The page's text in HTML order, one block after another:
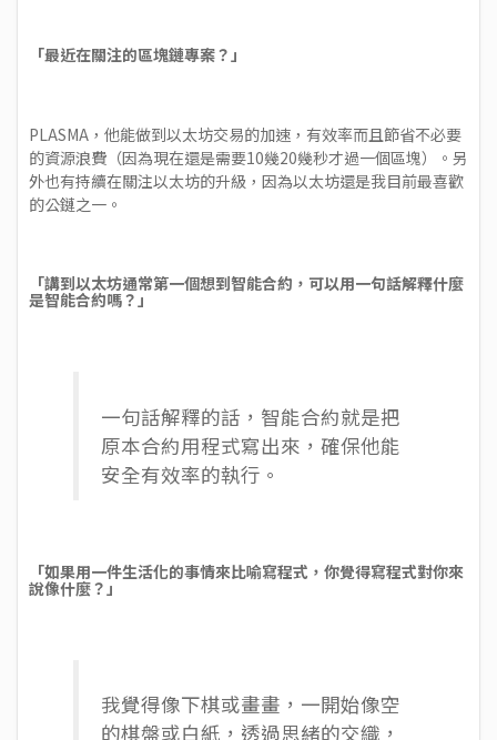
「最近在關注的區塊鏈專案？」
PLASMA，他能做到以太坊交易的加速，有效率而且節省不必要
的資源浪費（因為現在還是需要10幾20幾秒才過一個區塊）。另
外也有持續在關注以太坊的升級，因為以太坊還是我目前最喜歡
的公鏈之一。
「講到以太坊通常第一個想到智能合約，可以用一句話解釋什麼
是智能合約嗎？」
一句話解釋的話，智能合約就是把
原本合約用程式寫出來，確保他能
安全有效率的執行。
「如果用一件生活化的事情來比喻寫程式，你覺得寫程式對你來
說像什麼？」
我覺得像下棋或畫畫，一開始像空
的棋盤或白紙，透過思緒的交織，